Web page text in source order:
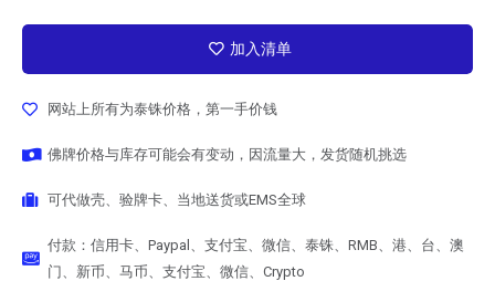
加入清单
网站上所有为泰铢价格，第一手价钱
佛牌价格与库存可能会有变动，因流量大，发货随机挑选
可代做壳、验牌卡、当地送货或EMS全球
付款：信用卡、Paypal、支付宝、微信、泰铢、RMB、港、台、澳
门、新币、马币、支付宝、微信、Crypto